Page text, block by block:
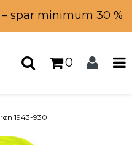
spar minimum 30 %
0
1943-930